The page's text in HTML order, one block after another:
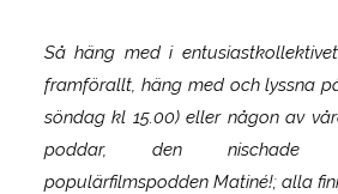
Så häng med i
framförallt, häng med och lyssna
söndag kl 15.00) eller någon av
poddar, den nischade
populärfilmspodden Matiné!; alla